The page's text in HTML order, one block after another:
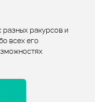
разных ракурсов и
всех его